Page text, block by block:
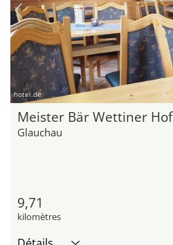
hotel.de
Meister Bär Wettiner Hof
Glauchau
9,71
kilomètres